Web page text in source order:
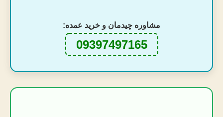
مشاوره چیدمان و خرید عمده:
09397497165